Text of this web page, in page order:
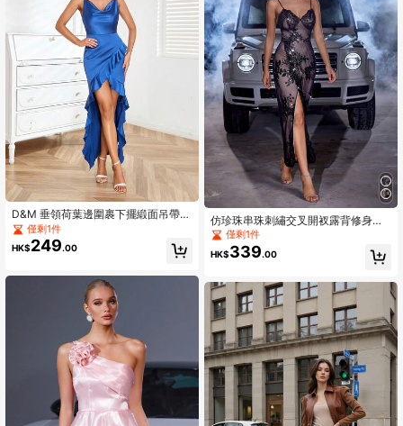
D&M 垂領荷葉邊圍裹下擺緞面吊帶連
衣裙僅剩1件
HK$249.00
仿珍珠串珠刺繡交叉開衩露背修身女
款派對正式晚禮服，黑色優雅舞會婚
禮賓客禮服，晚餐秋季穿搭
僅剩1件
HK$339.00